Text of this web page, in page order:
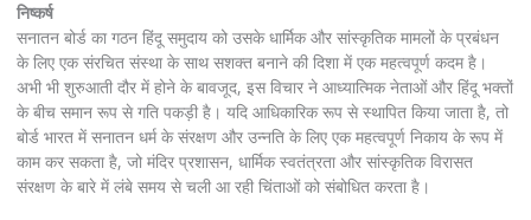
निष्कर्ष
सनातन बोर्ड का गठन हिंदू समुदाय को उसके धार्मिक और सांस्कृतिक मामलों के प्रबंधन
के लिए एक संरचित संस्था के साथ सशक्त बनाने की दिशा में एक महत्वपूर्ण कदम है।
अभी भी शुरुआती दौर में होने के बावजूद, इस विचार ने आध्यात्मिक नेताओं और हिंदू भक्तों
के बीच समान रूप से गति पकड़ी है। यदि आधिकारिक रूप से स्थापित किया जाता है, तो
बोर्ड भारत में सनातन धर्म के संरक्षण और उन्नति के लिए एक महत्वपूर्ण निकाय के रूप में
काम कर सकता है, जो मंदिर प्रशासन, धार्मिक स्वतंत्रता और सांस्कृतिक विरासत
संरक्षण के बारे में लंबे समय से चली आ रही चिंताओं को संबोधित करता है।